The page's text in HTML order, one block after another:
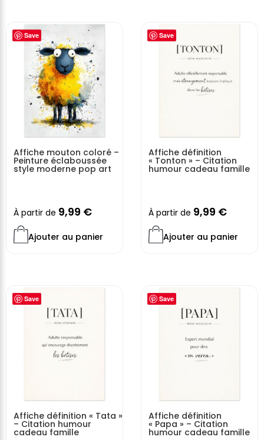
Save
Affiche mouton coloré –
Peinture éclaboussée
style moderne pop art
À partir de 9,99 €
Ajouter au panier
Save
Affiche définition
« Tonton » – Citation
humour cadeau famille
À partir de 9,99 €
Ajouter au panier
Save
Affiche définition « Tata »
– Citation humour
cadeau famille
Save
Affiche définition
« Papa » – Citation
humour cadeau famille